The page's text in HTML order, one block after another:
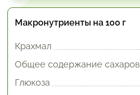
Макронутриенты на 100 г
Крахмал
Общее содержание сахаров
Глюкоза